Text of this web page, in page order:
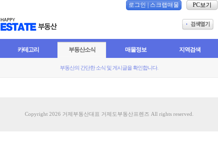
로그인 스크랩매물 PC보기
카테고리 부동산소식 매물정보 지역검색
부동산의 간단한 소식 및 게시글을 확인합니다.
Copyright 2026 거제부동산대표 거제도부동산프렌즈 All rights reserved.